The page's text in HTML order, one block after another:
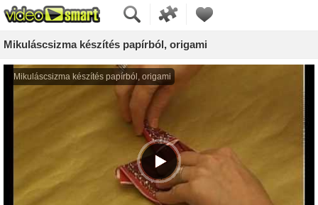
Mikuláscsizma készítés papírból, origami